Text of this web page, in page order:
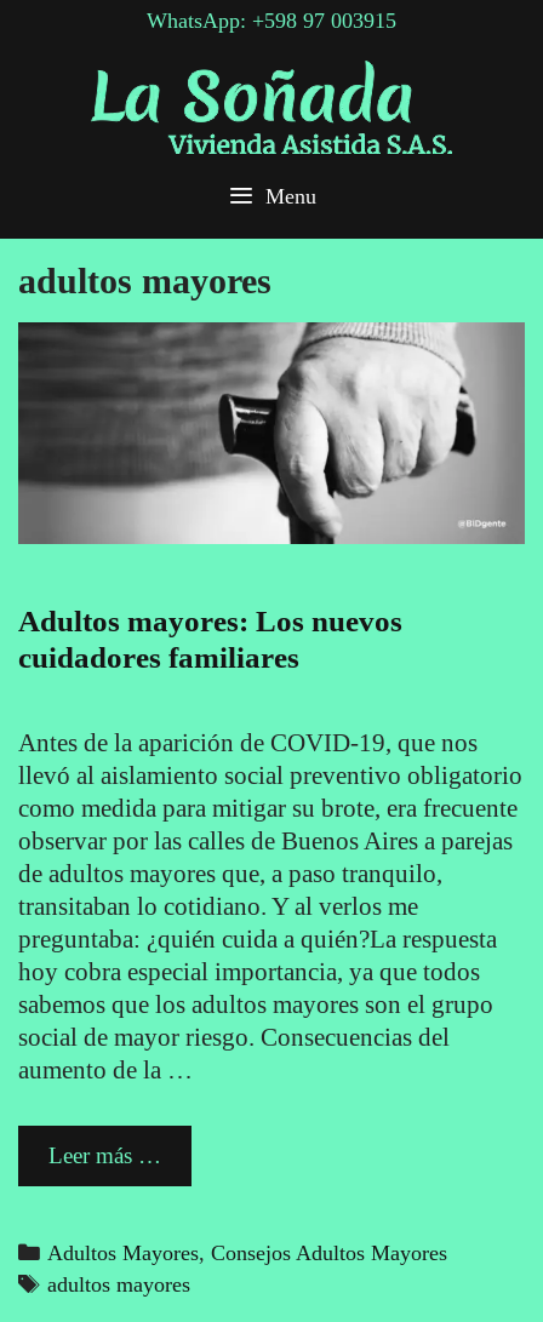
WhatsApp: +598 97 003915
Menu
adultos mayores
Adultos mayores: Los nuevos
cuidadores familiares
Antes de la aparición de COVID-19, que nos
llevó al aislamiento social preventivo obligatorio
como medida para mitigar su brote, era frecuente
observar por las calles de Buenos Aires a parejas
de adultos mayores que, a paso tranquilo,
transitaban lo cotidiano. Y al verlos me
preguntaba: ¿quién cuida a quién?La respuesta
hoy cobra especial importancia, ya que todos
sabemos que los adultos mayores son el grupo
social de mayor riesgo. Consecuencias del
aumento de la …
Leer más …
mayores:
nuevos
cuidadores
familiares
Categories
Adultos Mayores, Consejos Adultos Mayores
Tags
adultos mayores